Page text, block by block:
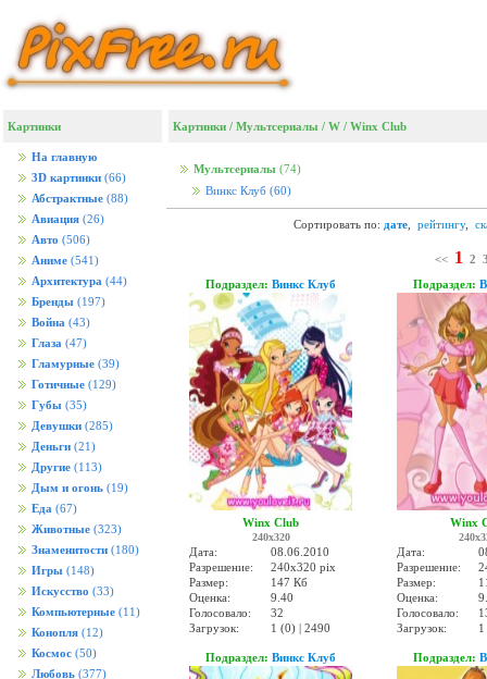
Картинки
На главную
3D картинки (66)
Абстрактные (88)
Авиация (26)
Авто (506)
Аниме (541)
Архитектура (44)
Бренды (197)
Война (43)
Глаза (47)
Гламурные (39)
Готичные (129)
Губы (35)
Девушки (285)
Деньги (21)
Другие (113)
Дым и огонь (19)
Еда (67)
Животные (323)
Знаменитости (180)
Игры (148)
Искусство (33)
Компьютерные (11)
Конопля (12)
Космос (50)
Любовь (377)
Картинки / Мультсериалы / W / Winx Club
Мультсериалы (74)
Винкс Клуб (60)
Сортировать по: дате рейтингу,
<< 1 2
Подраздел: Винкс Клуб
Winx Club
240x320
Дата:
08.06.2010
Разрешение:
240x320 pix
Размер:
147 Кб
Оценка:
9.40
Голосовало:
32
Загрузок:
1 (0) | 2490
Подраздел:
Winx
Дата:
Разрешение:
Размер:
Оценка:
Голосовало:
Загрузок:
Подраздел: Винкс Клуб Подраздел: